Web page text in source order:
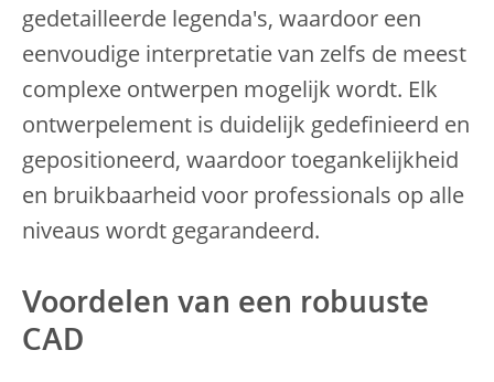
gedetailleerde legenda's, waardoor een
eenvoudige interpretatie van zelfs de meest
complexe ontwerpen mogelijk wordt. Elk
ontwerpelement is duidelijk gedefinieerd en
gepositioneerd, waardoor toegankelijkheid
en bruikbaarheid voor professionals op alle
niveaus wordt gegarandeerd.
Voordelen van een robuuste
CAD